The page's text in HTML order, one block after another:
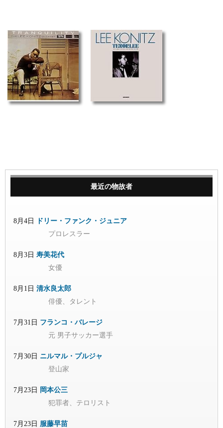
最近の物故者
8月4日
ドリー・ファンク・ジュニア
プロレスラー
8月3日 寿美花代
女優
8月1日 清水良太郎
俳優、タレント
7月31日 フランコ・バレージ
元 男子サッカー選手
7月30日 ニルマル・プルジャ
登山家
7月23日 岡本公三
犯罪者、テロリスト
7月23日 服藤早苗